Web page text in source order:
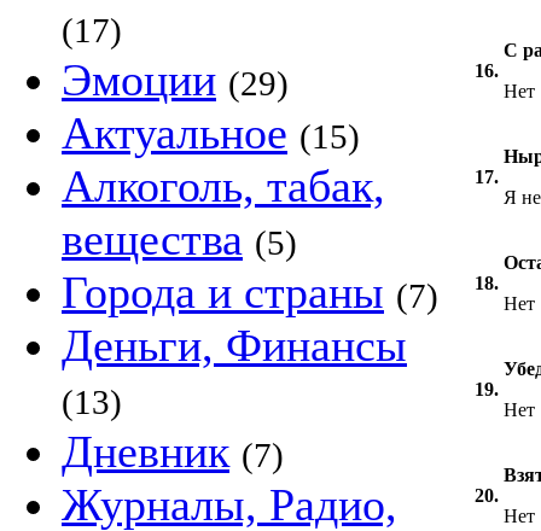
(17)
Эмоции (29)
Актуальное (15)
Алкоголь, табак,
вещества (5)
Города и страны (7)
Деньги, Финансы
(13)
Дневник (7)
Журналы, Радио,
16.
С
Нет
17.
Я
18.
Нет
19.
Нет
20.
Нет